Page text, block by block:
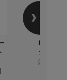
Dixna(
ジブレ
販売価格(